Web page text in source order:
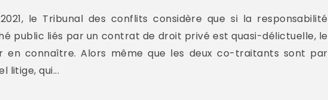
le Tribunal des conflits considère que si la responsabilité
public liés par un contrat de droit privé est quasi-délictuelle, le
connaître. Alors même que les deux co-traitants sont par
litige, qui...